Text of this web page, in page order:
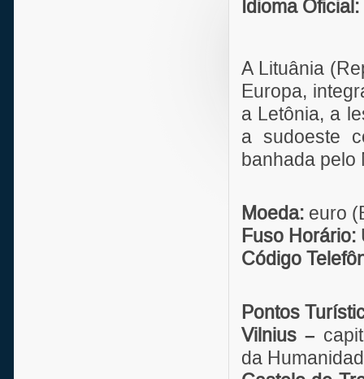
Idioma Oficial:
A Lituânia
Europa,
a Letônia, a
a sudoeste
banhada pelo
Moeda: euro
Fuso Horário:
Código
Pontos
Vilnius –
da